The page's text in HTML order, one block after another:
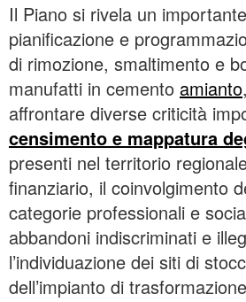
Il Piano si rivela un
pianificazione e
di rimozione, smaltimento e
manufatti in cemento amianto
affrontare diverse criticità
censimento e mappatura
presenti nel territorio
finanziario, il coinvolgimento
categorie professionali e
abbandoni indiscriminati e
l’individuazione dei siti di
dell’impianto di